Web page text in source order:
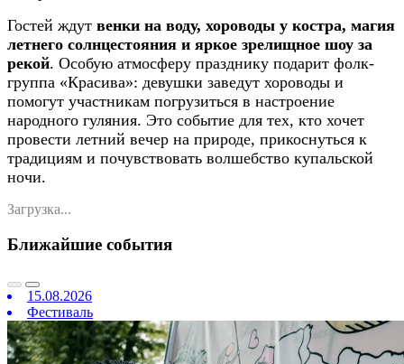
Гостей ждут венки на воду, хороводы у костра, магия
летнего солнцестояния и яркое зрелищное шоу за
рекой. Особую атмосферу празднику подарит фолк-
группа «Красива»: девушки заведут хороводы и
помогут участникам погрузиться в настроение
народного гуляния. Это событие для тех, кто хочет
провести летний вечер на природе, прикоснуться к
традициям и почувствовать волшебство купальской
ночи.
Загрузка...
Ближайшие события
15.08.2026
Фестиваль